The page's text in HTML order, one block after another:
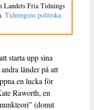
Landets Fria Tidnings
Tidningens politiska
starta upp sina
länder på att
en lucka för
Raworth, en
(donut